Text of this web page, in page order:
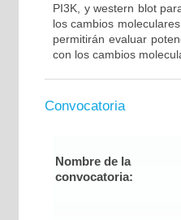
PI3K, y western blot
los cambios
permitirán evaluar
con los cambios
Convocatoria
Nombre de la
convocatoria: